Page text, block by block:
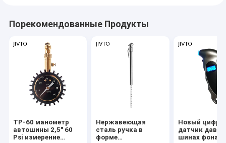
Порекомендованные Продукты
TP-60 манометр
автошины 2,5" 60
Psi измерение
Нержавеющая
сталь ручка в
форме
Новый
датчик
шинах